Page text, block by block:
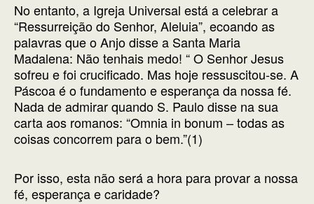
No entanto, a Igreja Universal está a celebrar a
“Ressurreição do Senhor, Aleluia”, ecoando as
palavras que o Anjo disse a Santa Maria
Madalena: Não tenhais medo! “ O Senhor Jesus
sofreu e foi crucificado. Mas hoje ressuscitou-se. A
Páscoa é o fundamento e esperança da nossa fé.
Nada de admirar quando S. Paulo disse na sua
carta aos romanos: “Omnia in bonum – todas as
coisas concorrem para o bem.”(1)
Por isso, esta não será a hora para provar a nossa
fé, esperança e caridade?